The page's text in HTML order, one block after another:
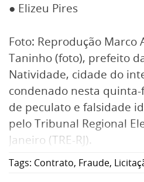
● Elizeu Pires
Foto: Reprodução Marco
Taninho (foto), prefeito
Natividade, cidade do
condenado nesta
de peculato e falsidade
pelo Tribunal Regional
Janeiro (TRE-RJ).
Tags: Contrato, Fraude,